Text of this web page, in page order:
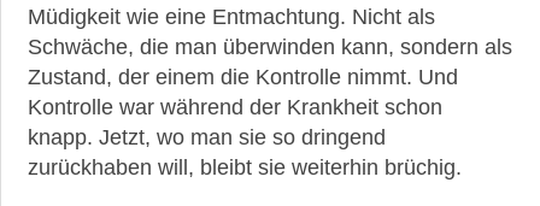
Müdigkeit wie eine Entmachtung. Nicht als
Schwäche, die man überwinden kann, sondern als
Zustand, der einem die Kontrolle nimmt. Und
Kontrolle war während der Krankheit schon
knapp. Jetzt, wo man sie so dringend
zurückhaben will, bleibt sie weiterhin brüchig.